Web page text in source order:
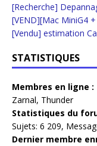
[Recherche]
[VEND][Mac MiniG4
[Vendu] estimation
STATISTIQUES
Membres en ligne :
Zarnal, Thunder
Statistiques du
Sujets: 6 209,
Dernier membre